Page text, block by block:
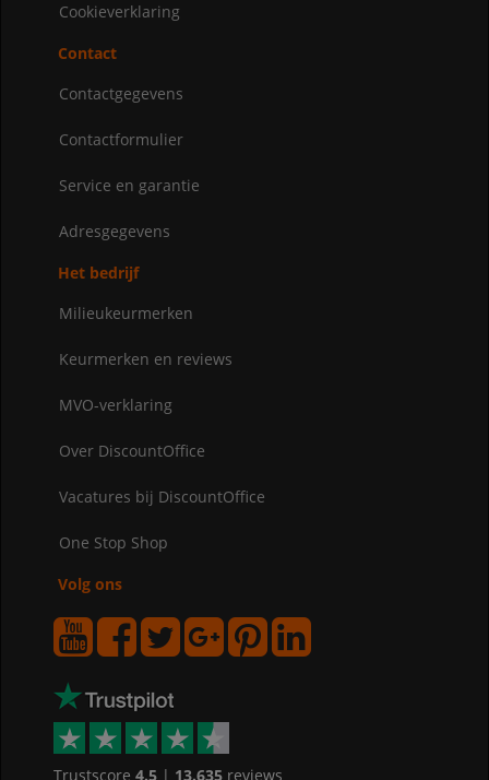
Cookieverklaring
Contact
Contactgegevens
Contactformulier
Service en garantie
Adresgegevens
Het bedrijf
Milieukeurmerken
Keurmerken en reviews
MVO-verklaring
Over DiscountOffice
Vacatures bij DiscountOffice
One Stop Shop
Volg ons
Trustscore 4.5| 13.635reviews